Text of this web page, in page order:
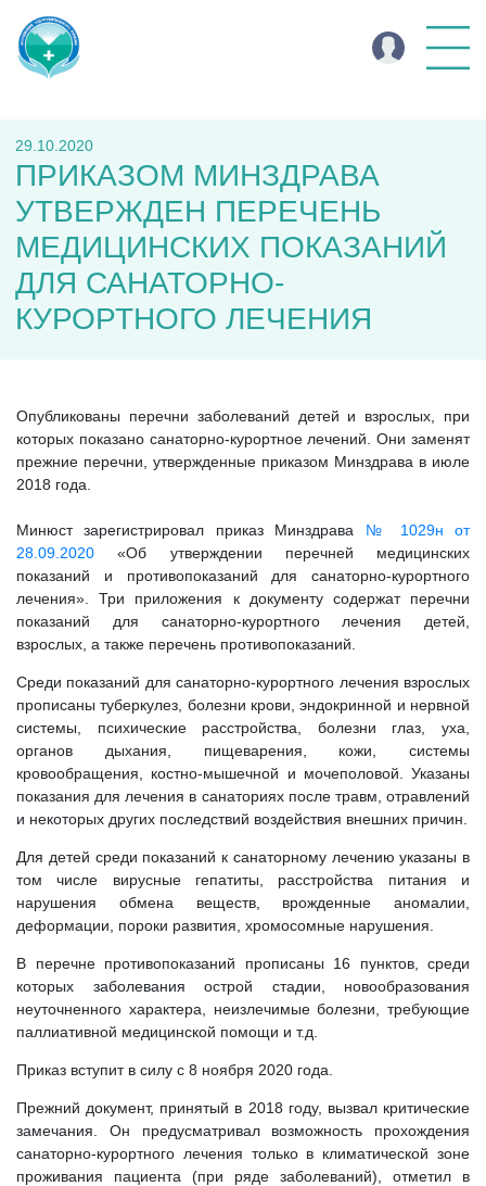
29.10.2020
ПРИКАЗОМ МИНЗДРАВА
УТВЕРЖДЕН ПЕРЕЧЕНЬ
МЕДИЦИНСКИХ ПОКАЗАНИЙ
ДЛЯ САНАТОРНО-
КУРОРТНОГО ЛЕЧЕНИЯ
Опубликованы перечни заболеваний детей и взрослых, при
которых показано санаторно-курортное лечений. Они заменят
прежние перечни, утвержденные приказом Минздрава в июле
2018 года.
Минюст зарегистрировал приказ Минздрава № 1029н от
28.09.2020 «Об утверждении перечней медицинских
показаний и противопоказаний для санаторно-курортного
лечения». Три приложения к документу содержат перечни
показаний для санаторно-курортного лечения детей,
взрослых, а также перечень противопоказаний.
Среди показаний для санаторно-курортного лечения взрослых
прописаны туберкулез, болезни крови, эндокринной и нервной
системы, психические расстройства, болезни глаз, уха,
органов дыхания, пищеварения, кожи, системы
кровообращения, костно-мышечной и мочеполовой. Указаны
показания для лечения в санаториях после травм, отравлений
и некоторых других последствий воздействия внешних причин.
Для детей среди показаний к санаторному лечению указаны в
том числе вирусные гепатиты, расстройства питания и
нарушения обмена веществ, врожденные аномалии,
деформации, пороки развития, хромосомные нарушения.
В перечне противопоказаний прописаны 16 пунктов, среди
которых заболевания острой стадии, новообразования
неуточненного характера, неизлечимые болезни, требующие
паллиативной медицинской помощи и т.д.
Приказ вступит в силу с 8 ноября 2020 года.
Прежний документ, принятый в 2018 году, вызвал критические
замечания. Он предусматривал возможность прохождения
санаторно-курортного лечения только в климатической зоне
проживания пациента (при ряде заболеваний), отметил в